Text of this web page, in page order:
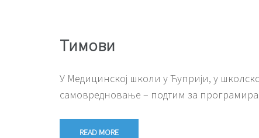
Тимови
У Медицинској школи у Ћуприји, у
самовредновање – подтим за
READ MORE